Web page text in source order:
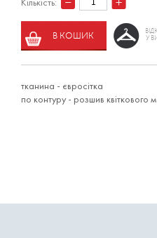
В КОШИК У
тканина - євросітка
по контуру - розшив квіткового